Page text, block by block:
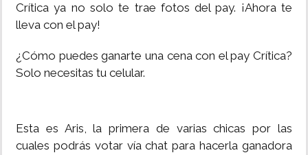
DEPORTES
MULTIMEDIA
Crítica ya no solo te trae fotos del pay. ¡Ahora te
lleva con el pay!
¿Cómo puedes ganarte una cena con el pay Crítica?
Solo necesitas tu celular.
Esta es Aris, la primera de varias chicas por las
cuales podrás votar vía chat para hacerla ganadora